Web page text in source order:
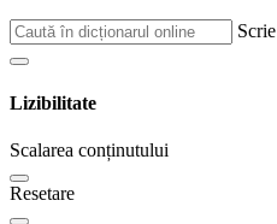
Lizibilitate
Scalarea conținutului
Resetare